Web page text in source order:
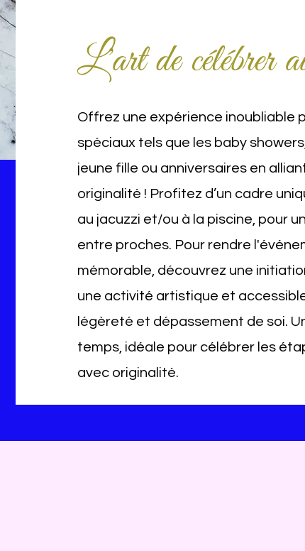
L'art de célébrer
Offrez une expérience inoubliable
spéciaux tels que les baby
jeune fille ou anniversaires en
originalité ! Profitez d’un cadre
au jacuzzi et/ou à la piscine, pour
entre proches. Pour rendre
mémorable, découvrez une
une activité artistique et
légèreté et dépassement de soi.
temps, idéale pour célébrer les
avec originalité.